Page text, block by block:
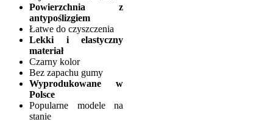
Powierzchnia z
antypoślizgiem
Łatwe do czyszczenia
Lekki i elastyczny
materiał
Czarny kolor
Bez zapachu gumy
Wyprodukowane w
Polsce
Popularne modele na
stanie